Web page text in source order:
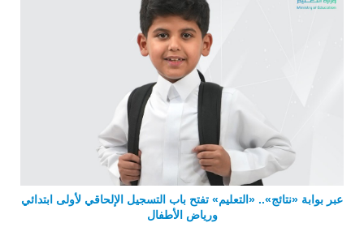
عبر بوابة «نتائج».. «التعليم» تفتح باب التسجيل الإلحاقي لأولى ابتدائي
ورياض الأطفال